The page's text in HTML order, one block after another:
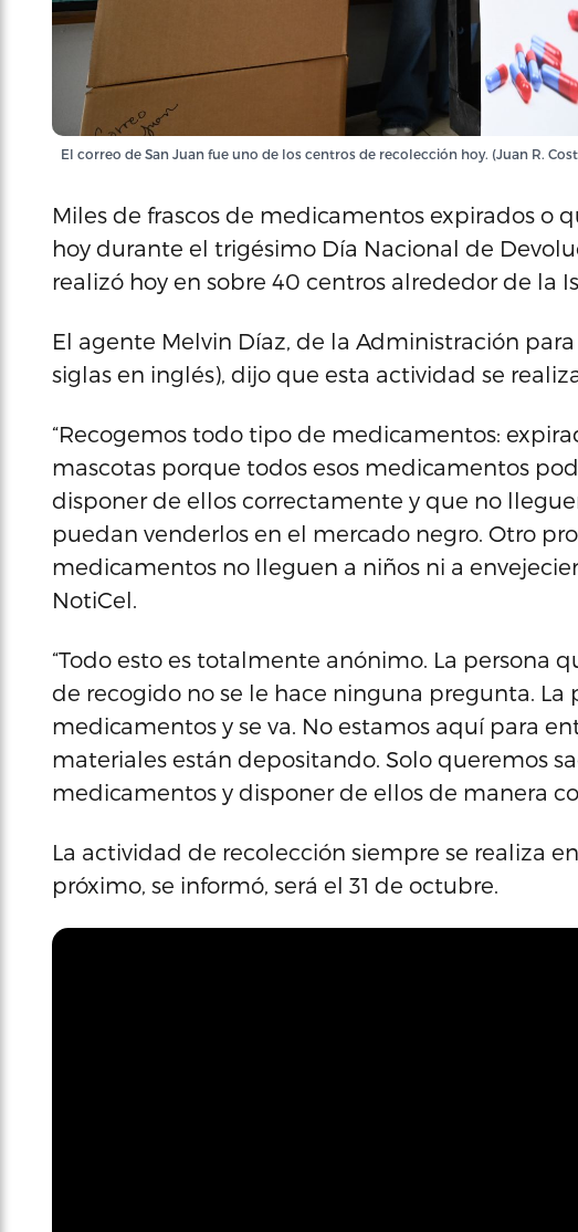
El correo de San Juan fue uno de los centros de recolección hoy. (Juan R.
Miles de frascos de medicamentos expirados o
hoy durante el trigésimo Día Nacional de
realizó hoy en sobre 40 centros alrededor de la
El agente Melvin Díaz, de la Administración
siglas en inglés), dijo que esta actividad se
“Recogemos todo tipo de medicamentos:
mascotas porque todos esos medicamentos
disponer de ellos correctamente y que no
puedan venderlos en el mercado negro. Otro
medicamentos no lleguen a niños ni a
NotiCel.
“Todo esto es totalmente anónimo. La persona
de recogido no se le hace ninguna pregunta.
medicamentos y se va. No estamos aquí para
materiales están depositando. Solo queremos
medicamentos y disponer de ellos de manera
La actividad de recolección siempre se realiza
próximo, se informó, será el 31 de octubre.